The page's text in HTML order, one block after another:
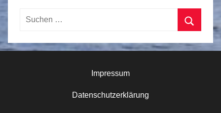
Suchen
Impressum
Datenschutzerklärung